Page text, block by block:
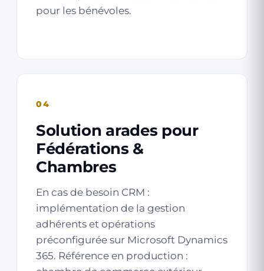
pour les bénévoles.
04
Solution arades pour
Fédérations &
Chambres
En cas de besoin CRM :
implémentation de la gestion
adhérents et opérations
préconfigurée sur Microsoft Dynamics
365. Référence en production :